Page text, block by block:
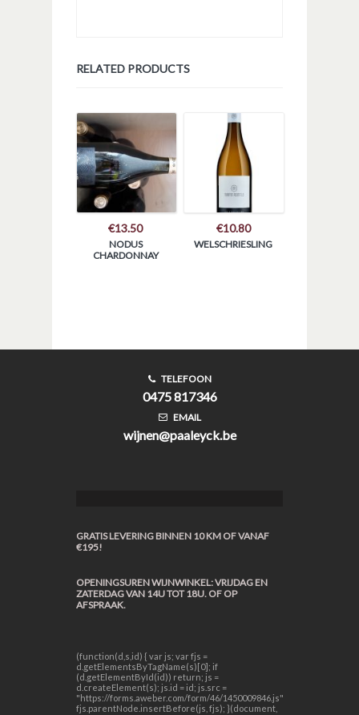
RELATED PRODUCTS
€13.50
NODUS
CHARDONNAY
€10.80
WELSCHRIESLING
TELEFOON
0475 817346
EMAIL
wijnen@paaleyck.be
GRATIS LEVERING BINNEN 10 KM OF VANAF
€195!
OPENINGSUREN WIJNWINKEL: VRIJDAG EN
ZATERDAG VAN 14U TOT 18U. OF OP
AFSPRAAK.
(function(d,s,id) { var js; var fjs =
d.getElementsByTagName(s)[0]; if
(d.getElementById(id)) return; js =
d.createElement(s); js.id = id; js.src =
"https://forms.aweber.com/form/46/1450009846.js";
fjs.parentNode.insertBefore(js, fjs); }(document,